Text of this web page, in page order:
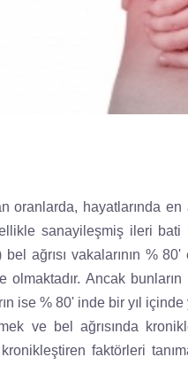
oranlarda, hayatlarında
sanayileşmiş ileri bati
ağrısı vakalarının %
Ancak bunların
ise % 80' inde bir yıl
ve bel ağrısında
faktörleri